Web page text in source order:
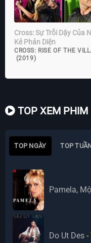
Cross: Sự Trỗi Dậy Của
Kẻ Phản Diện
CROSS: RISE OF THE
(2019)
TOP XEM PHIM
TOP NGÀY TOP
Pamela,
Do Ut Des -